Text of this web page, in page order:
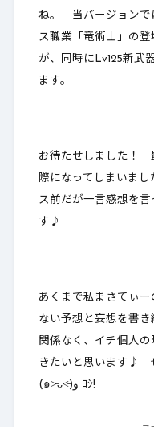
ね。 当バージョンで
ス職業「竜術士」の
が、同時にLv125新武
ます。
お待たせしました！
際になってしまいまし
ス前だが一言感想を言
す♪
あくまで私まさてぃ
ない予想と妄想を書き
関係なく、イチ個人
きたいと思います♪
(๑˃̵ᴗ˂̵)و ﾖｼ!